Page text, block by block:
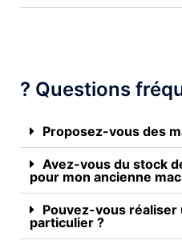
? Questions
Proposez-vous des
Avez-vous du stock
pour mon ancienne
Pouvez-vous réaliser
particulier ?